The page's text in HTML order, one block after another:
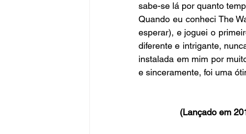
sabe-se lá por quanto
Quando eu conheci The
esperar), e joguei o
diferente e intrigante,
instalada em mim por
e sinceramente, foi uma
(Lançado em